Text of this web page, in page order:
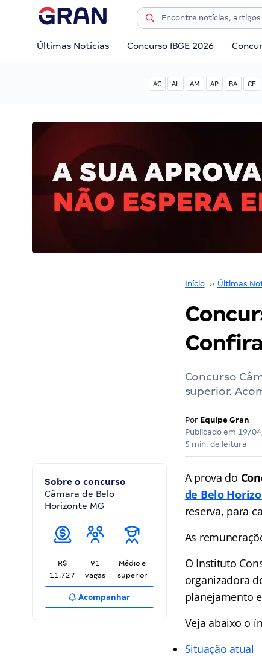
Últimas Notícias Concurso IBGE 2026
AC AL AM AP BA CE
Início ›› Últimas
Concurso
superior.
Por Equipe Gran
Publicado em 19/
5 min. de leitura
Sobre o concurso
Câmara de Belo
Horizonte MG
R$
11.727
91
vagas
Médio e
superior
Acompanhar
A prova do
de Belo
reserva, para
As
O Instituto
organizadora
planejamento
Veja abaixo o
Situação atual